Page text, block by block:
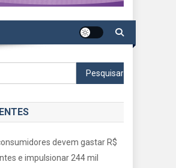
Pesquisar
por:
devem gastar R$
e impulsionar 244 mil